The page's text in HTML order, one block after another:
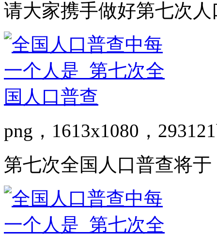
请大家携手做好第七次人
png，1613x1080，
第七次全国人口普查将于